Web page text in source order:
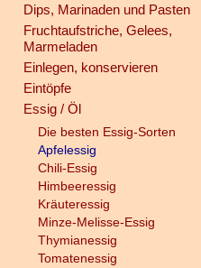
Dips, Marinaden und Pasten
Fruchtaufstriche, Gelees,
Marmeladen
Einlegen, konservieren
Eintöpfe
Essig / Öl
Die besten Essig-Sorten
Apfelessig
Chili-Essig
Himbeeressig
Kräuteressig
Minze-Melisse-Essig
Thymianessig
Tomatenessig